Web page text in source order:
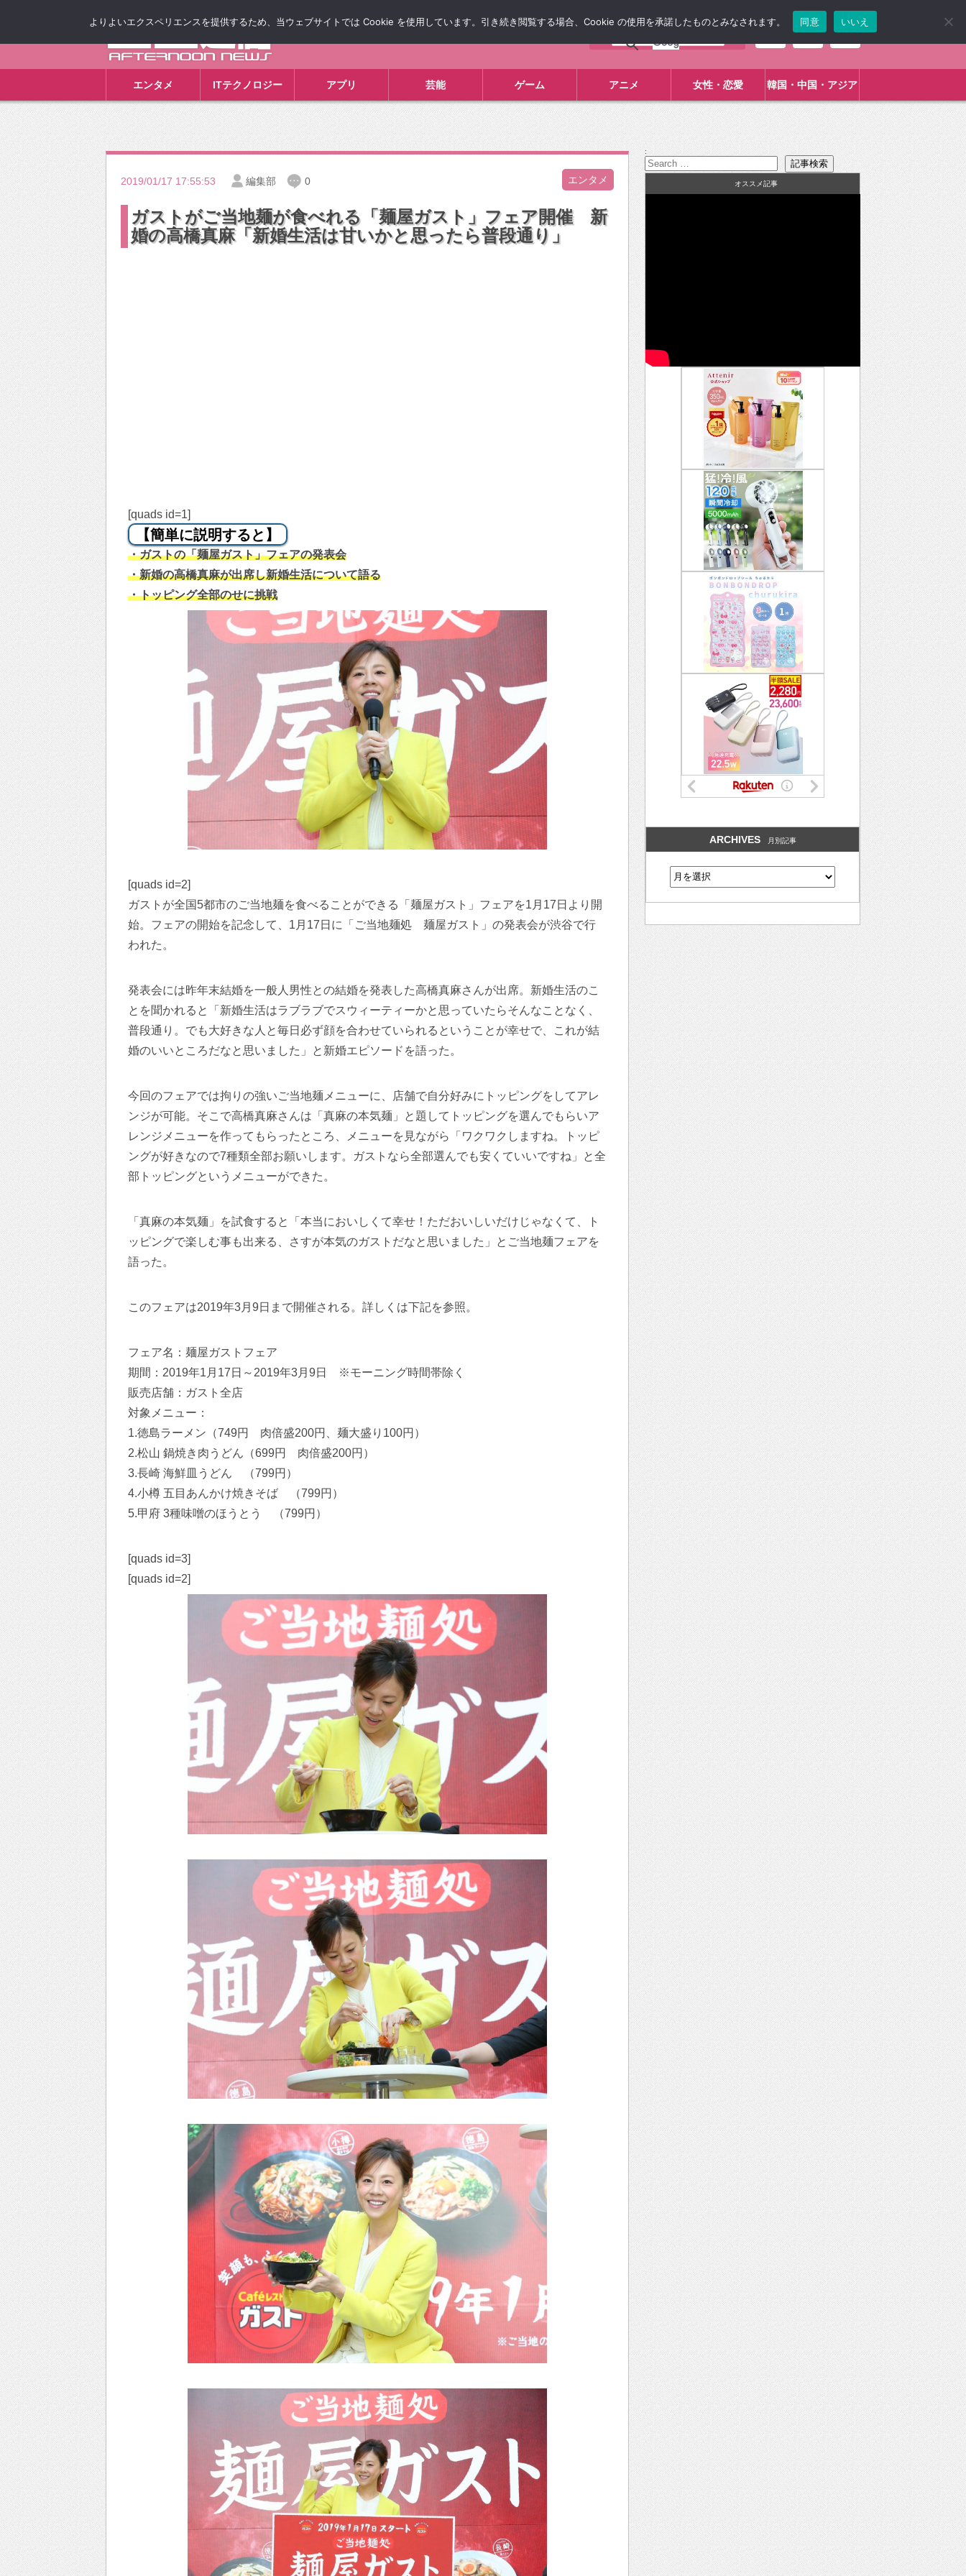
エンタメ ITテクノロジー アプリ 芸能 ゲーム アニメ 女性・恋愛 韓国・中国・アジア
2019/01/17 17:55:53 編集部 0 エンタメ
ガストがご当地麺が食べれる「麺屋ガスト」フェア開催 新
婚の高橋真麻「新婚生活は甘いかと思ったら普段通り」
[quads id=1]
【簡単に説明すると】
・ガストの「麺屋ガスト」フェアの発表会
・新婚の高橋真麻が出席し新婚生活について語る
・トッピング全部のせに挑戦
[quads id=2]
ガストが全国5都市のご当地麺を食べることができる「麺屋ガスト」フェアを1月17日より開
始。フェアの開始を記念して、1月17日に「ご当地麺処 麺屋ガスト」の発表会が渋谷で行
われた。
発表会には昨年末結婚を一般人男性との結婚を発表した高橋真麻さんが出席。新婚生活のこ
とを聞かれると「新婚生活はラブラブでスウィーティーかと思っていたらそんなことなく、
普段通り。でも大好きな人と毎日必ず顔を合わせていられるということが幸せで、これが結
婚のいいところだなと思いました」と新婚エピソードを語った。
今回のフェアでは拘りの強いご当地麺メニューに、店舗で自分好みにトッピングをしてアレ
ンジが可能。そこで高橋真麻さんは「真麻の本気麺」と題してトッピングを選んでもらいア
レンジメニューを作ってもらったところ、メニューを見ながら「ワクワクしますね。トッピ
ングが好きなので7種類全部お願いします。ガストなら全部選んでも安くていいですね」と全
部トッピングというメニューができた。
「真麻の本気麺」を試食すると「本当においしくて幸せ！ただおいしいだけじゃなくて、ト
ッピングで楽しむ事も出来る、さすが本気のガストだなと思いました」とご当地麺フェアを
語った。
このフェアは2019年3月9日まで開催される。詳しくは下記を参照。
フェア名：麺屋ガストフェア
期間：2019年1月17日～2019年3月9日 ※モーニング時間帯除く
販売店舗：ガスト全店
対象メニュー：
1.徳島ラーメン（749円 肉倍盛200円、麺大盛り100円）
2.松山 鍋焼き肉うどん（699円 肉倍盛200円）
3.長崎 海鮮皿うどん （799円）
4.小樽 五目あんかけ焼きそば （799円）
5.甲府 3種味噌のほうとう （799円）
[quads id=3]
[quads id=2]
:
オススメ記事
ARCHIVES 月別記事
よりよいエクスペリエンスを提供するため、当ウェブサイトでは Cookie を使用しています。引き続き閲覧する場合、Cookie の使用を承諾したものとみなされます。 同意 いいえ